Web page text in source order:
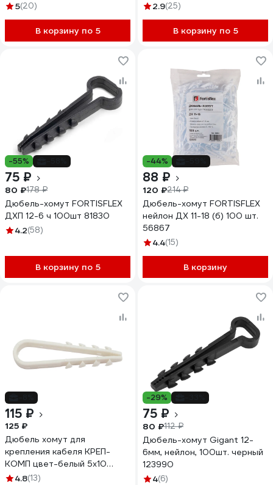
5(20)
В корзину по 5
2.9(25)
В корзину по 5
-55%
75 ₽
80 ₽178 ₽
Дюбель-хомут FORTISFLEX
ДХП 12-6 ч 100шт 81830
4.2(58)
В корзину по 5
-44%
88 ₽
120 ₽214 ₽
Дюбель-хомут FORTISFLEX
нейлон ДХ 11-18 (б) 100 шт.
56867
4.4(15)
В корзину
115 ₽
125 ₽
Дюбель хомут для
крепления кабеля КРЕП-
КОМП цвет-белый 5х10
100шт дх510
4.8(13)
-29%
75 ₽
80 ₽112 ₽
Дюбель-хомут Gigant 12-
6мм, нейлон, 100шт. черный
123990
4(6)